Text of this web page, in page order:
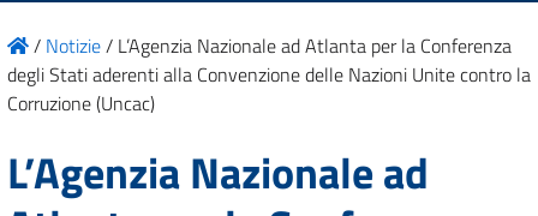
/ Notizie/ L’Agenzia Nazionale ad Atlanta per la Conferenza
degli Stati aderenti alla Convenzione delle Nazioni Unite contro la
Corruzione (Uncac)
L’Agenzia Nazionale ad